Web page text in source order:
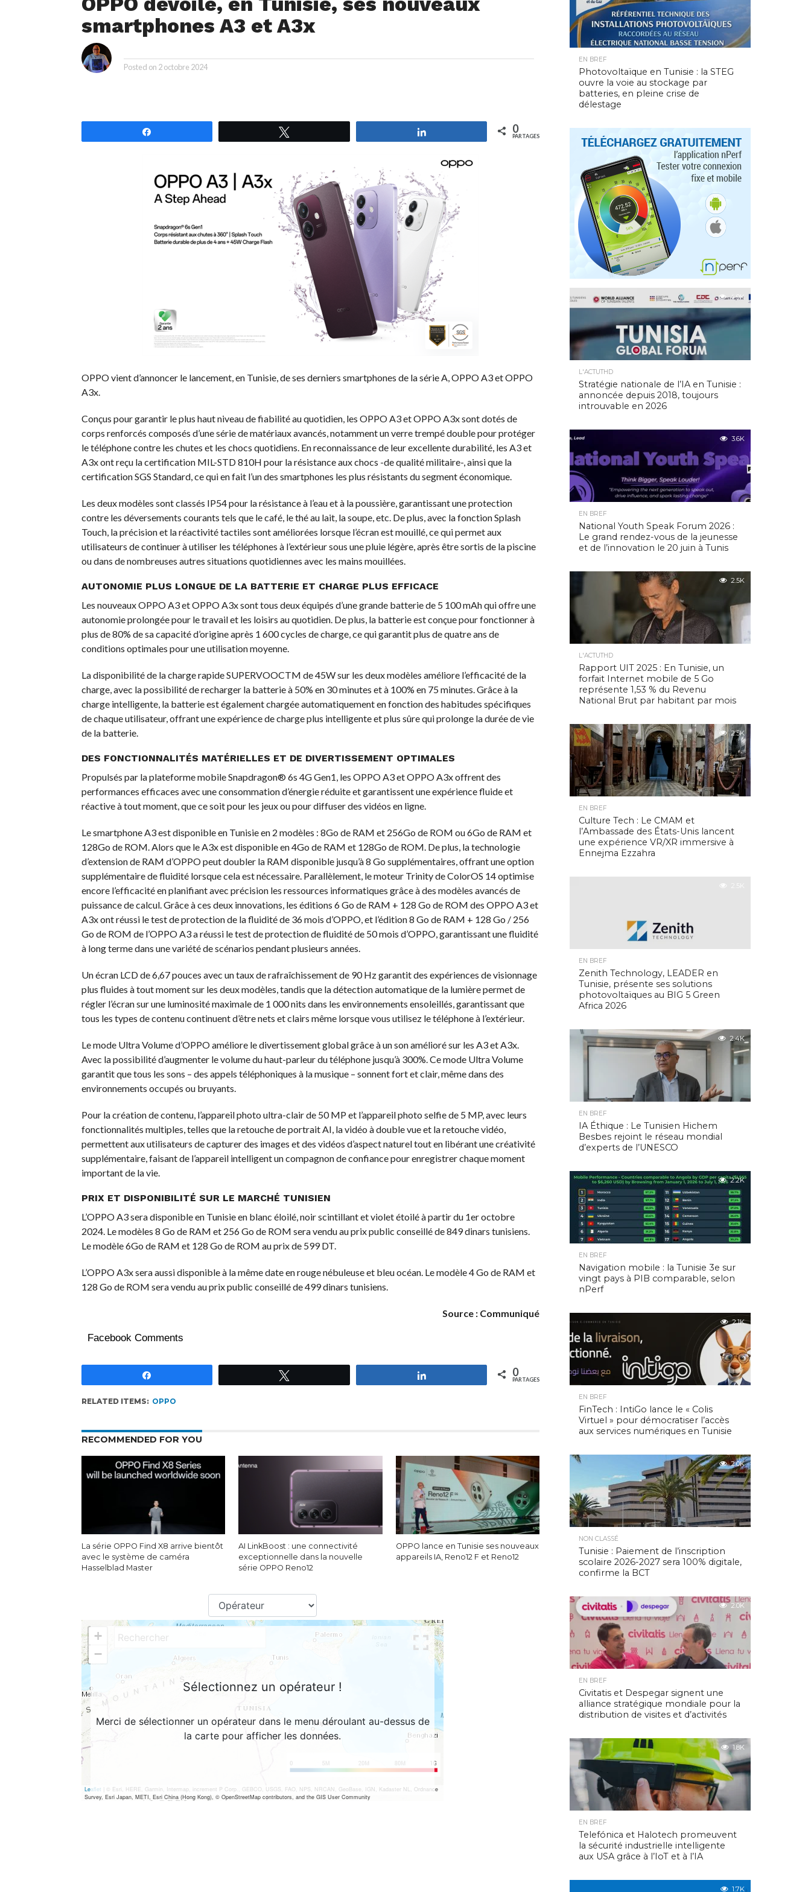
smartphones A3 et A3x
Posted on 2 octobre 2024
0
PARTAGES
OPPO vient d’annoncer le lancement, en Tunisie, de ses derniers smartphones de la série A, OPPO A3 et OPPO
A3x.
Conçus pour garantir le plus haut niveau de fiabilité au quotidien, les OPPO A3 et OPPO A3x sont dotés de
corps renforcés composés d’une série de matériaux avancés, notamment un verre trempé double pour protéger
le téléphone contre les chutes et les chocs quotidiens. En reconnaissance de leur excellente durabilité, les A3 et
A3x ont reçu la certification MIL-STD 810H pour la résistance aux chocs -de qualité militaire-, ainsi que la
certification SGS Standard, ce qui en fait l’un des smartphones les plus résistants du segment économique.
Les deux modèles sont classés IP54 pour la résistance à l’eau et à la poussière, garantissant une protection
contre les déversements courants tels que le café, le thé au lait, la soupe, etc. De plus, avec la fonction Splash
Touch, la précision et la réactivité tactiles sont améliorées lorsque l’écran est mouillé, ce qui permet aux
utilisateurs de continuer à utiliser les téléphones à l’extérieur sous une pluie légère, après être sortis de la piscine
ou dans de nombreuses autres situations quotidiennes avec les mains mouillées.
AUTONOMIE PLUS LONGUE DE LA BATTERIE ET CHARGE PLUS EFFICACE
Les nouveaux OPPO A3 et OPPO A3x sont tous deux équipés d’une grande batterie de 5 100 mAh qui offre une
autonomie prolongée pour le travail et les loisirs au quotidien. De plus, la batterie est conçue pour fonctionner à
plus de 80% de sa capacité d’origine après 1 600 cycles de charge, ce qui garantit plus de quatre ans de
conditions optimales pour une utilisation moyenne.
La disponibilité de la charge rapide SUPERVOOCTM de 45W sur les deux modèles améliore l’efficacité de la
charge, avec la possibilité de recharger la batterie à 50% en 30 minutes et à 100% en 75 minutes. Grâce à la
charge intelligente, la batterie est également chargée automatiquement en fonction des habitudes spécifiques
de chaque utilisateur, offrant une expérience de charge plus intelligente et plus sûre qui prolonge la durée de vie
de la batterie.
DES FONCTIONNALITÉS MATÉRIELLES ET DE DIVERTISSEMENT OPTIMALES
Propulsés par la plateforme mobile Snapdragon® 6s 4G Gen1, les OPPO A3 et OPPO A3x offrent des
performances efficaces avec une consommation d’énergie réduite et garantissent une expérience fluide et
réactive à tout moment, que ce soit pour les jeux ou pour diffuser des vidéos en ligne.
Le smartphone A3 est disponible en Tunisie en 2 modèles : 8Go de RAM et 256Go de ROM ou 6Go de RAM et
128Go de ROM. Alors que le A3x est disponible en 4Go de RAM et 128Go de ROM. De plus, la technologie
d’extension de RAM d’OPPO peut doubler la RAM disponible jusqu’à 8 Go supplémentaires, offrant une option
supplémentaire de fluidité lorsque cela est nécessaire. Parallèlement, le moteur Trinity de ColorOS 14 optimise
encore l’efficacité en planifiant avec précision les ressources informatiques grâce à des modèles avancés de
puissance de calcul. Grâce à ces deux innovations, les éditions 6 Go de RAM + 128 Go de ROM des OPPO A3 et
A3x ont réussi le test de protection de la fluidité de 36 mois d’OPPO, et l’édition 8 Go de RAM + 128 Go / 256
Go de ROM de l’OPPO A3 a réussi le test de protection de fluidité de 50 mois d’OPPO, garantissant une fluidité
à long terme dans une variété de scénarios pendant plusieurs années.
Un écran LCD de 6,67 pouces avec un taux de rafraîchissement de 90 Hz garantit des expériences de visionnage
plus fluides à tout moment sur les deux modèles, tandis que la détection automatique de la lumière permet de
régler l’écran sur une luminosité maximale de 1 000 nits dans les environnements ensoleillés, garantissant que
tous les types de contenu continuent d’être nets et clairs même lorsque vous utilisez le téléphone à l’extérieur.
Le mode Ultra Volume d’OPPO améliore le divertissement global grâce à un son amélioré sur les A3 et A3x.
Avec la possibilité d’augmenter le volume du haut-parleur du téléphone jusqu’à 300%. Ce mode Ultra Volume
garantit que tous les sons – des appels téléphoniques à la musique – sonnent fort et clair, même dans des
environnements occupés ou bruyants.
Pour la création de contenu, l’appareil photo ultra-clair de 50 MP et l’appareil photo selfie de 5 MP, avec leurs
fonctionnalités multiples, telles que la retouche de portrait AI, la vidéo à double vue et la retouche vidéo,
permettent aux utilisateurs de capturer des images et des vidéos d’aspect naturel tout en libérant une créativité
supplémentaire, faisant de l’appareil intelligent un compagnon de confiance pour enregistrer chaque moment
important de la vie.
PRIX ET DISPONIBILITÉ SUR LE MARCHÉ TUNISIEN
L’OPPO A3 sera disponible en Tunisie en blanc éloilé, noir scintillant et violet étoilé à partir du 1er octobre
2024. Le modèles 8 Go de RAM et 256 Go de ROM sera vendu au prix public conseillé de 849 dinars tunisiens.
Le modèle 6Go de RAM et 128 Go de ROM au prix de 599 DT.
L’OPPO A3x sera aussi disponible à la même date en rouge nébuleuse et bleu océan. Le modèle 4 Go de RAM et
128 Go de ROM sera vendu au prix public conseillé de 499 dinars tunisiens.
Source : Communiqué
Facebook Comments
0
PARTAGES
RELATED ITEMS: OPPO
RECOMMENDED FOR YOU
La série OPPO Find X8 arrive bientôt
avec le système de caméra
Hasselblad Master
AI LinkBoost : une connectivité
exceptionnelle dans la nouvelle
série OPPO Reno12
OPPO lance en Tunisie ses nouveaux
appareils IA, Reno12 F et Reno12
EN BREF
Photovoltaïque en Tunisie : la STEG
ouvre la voie au stockage par
batteries, en pleine crise de
délestage
4.9K
L'ACTUTHD
Stratégie nationale de l’IA en Tunisie :
annoncée depuis 2018, toujours
introuvable en 2026
3.6K
EN BREF
National Youth Speak Forum 2026 :
Le grand rendez-vous de la jeunesse
et de l’innovation le 20 juin à Tunis
2.5K
L'ACTUTHD
Rapport UIT 2025 : En Tunisie, un
forfait Internet mobile de 5 Go
représente 1,53 % du Revenu
National Brut par habitant par mois
2.5K
EN BREF
Culture Tech : Le CMAM et
l’Ambassade des États-Unis lancent
une expérience VR/XR immersive à
Ennejma Ezzahra
2.5K
EN BREF
Zenith Technology, LEADER en
Tunisie, présente ses solutions
photovoltaïques au BIG 5 Green
Africa 2026
2.4K
EN BREF
IA Éthique : Le Tunisien Hichem
Besbes rejoint le réseau mondial
d’experts de l’UNESCO
2.2K
EN BREF
Navigation mobile : la Tunisie 3e sur
vingt pays à PIB comparable, selon
nPerf
2.1K
EN BREF
FinTech : IntiGo lance le « Colis
Virtuel » pour démocratiser l’accès
aux services numériques en Tunisie
2.0K
NON CLASSÉ
Tunisie : Paiement de l’inscription
scolaire 2026-2027 sera 100% digitale,
confirme la BCT
2.0K
EN BREF
Civitatis et Despegar signent une
alliance stratégique mondiale pour la
distribution de visites et d’activités
1.8K
EN BREF
Telefónica et Halotech promeuvent
la sécurité industrielle intelligente
aux USA grâce à l’IoT et à l’IA
1.7K